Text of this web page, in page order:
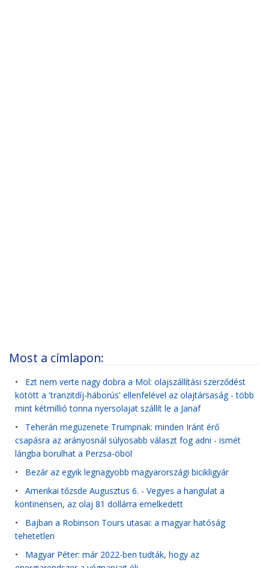
Most a címlapon:
• Ezt nem verte nagy dobra a Mol: olajszállítási szerződést
kötött a 'tranzitdíj-háborús' ellenfelével az olajtársaság - több
mint kétmillió tonna nyersolajat szállít le a Janaf
• Teherán megüzenete Trumpnak: minden Iránt érő
csapásra az arányosnál súlyosabb választ fog adni - ismét
lángba borulhat a Perzsa-öböl
• Bezár az egyik legnagyobb magyarországi bicikligyár
• Amerikai tőzsde Augusztus 6. - Vegyes a hangulat a
kontinensen, az olaj 81 dollárra emelkedett
• Bajban a Robinson Tours utasai: a magyar hatóság
tehetetlen
• Magyar Péter: már 2022-ben tudták, hogy az